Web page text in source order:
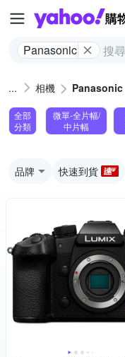
Panasonic
相機 Panasonic
全部
分類
微單-全片幅/
中片幅
品牌 快速到貨